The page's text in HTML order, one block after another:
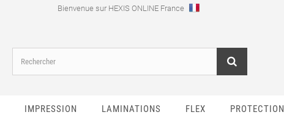
Bienvenue sur HEXIS ONLINE France
IMPRESSION LAMINATIONS FLEX PROTECTION